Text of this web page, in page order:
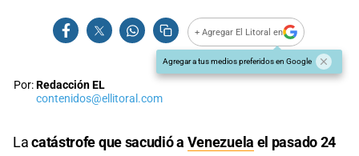
+ Agregar El Litoral en
Agregar a tus medios preferidos en Google
Por:Redacción EL
contenidos@ellitoral.com
Lacatástrofe que sacudió a Venezuela el pasado 24